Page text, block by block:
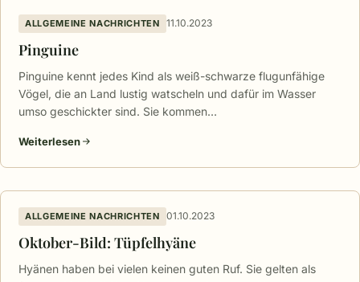
ALLGEMEINE NACHRICHTEN 11.10.2023
Pinguine
Pinguine kennt jedes Kind als weiß-schwarze flugunfähige
Vögel, die an Land lustig watscheln und dafür im Wasser
umso geschickter sind. Sie kommen…
Weiterlesen
ALLGEMEINE NACHRICHTEN 01.10.2023
Oktober-Bild: Tüpfelhyäne
Hyänen haben bei vielen keinen guten Ruf. Sie gelten als